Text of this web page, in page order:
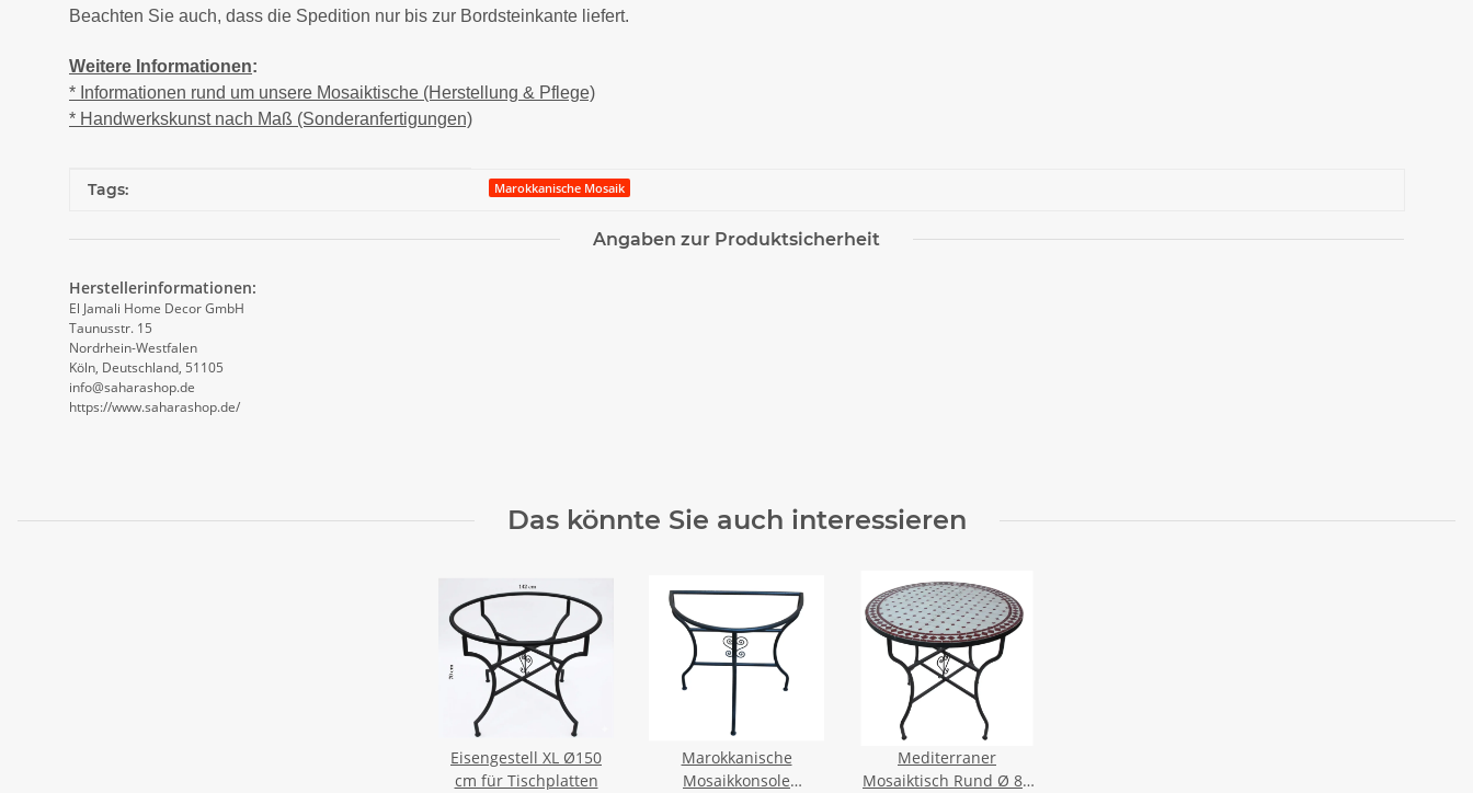
Beachten Sie auch, dass die Spedition nur bis zur Bordsteinkante liefert.
Weitere Informationen:
* Informationen rund um unsere Mosaiktische (Herstellung & Pflege)
* Handwerkskunst nach Maß (Sonderanfertigungen)
Produkteigenschaft
Wert
Tags: Marokkanische Mosaik
Angaben zur Produktsicherheit
Herstellerinformationen:
El Jamali Home Decor GmbH
Taunusstr. 15
Nordrhein-Westfalen
Köln, Deutschland, 51105
info@saharashop.de
https://www.saharashop.de/
Das könnte Sie auch interessieren
Eisengestell XL Ø150
cm für Tischplatten
Marokkanische
Mosaikkonsole
Mediterraner
Mosaiktisch Rund Ø 80